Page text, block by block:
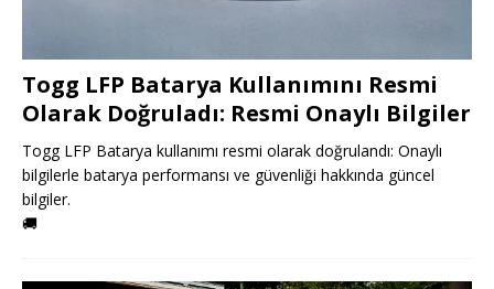
Togg LFP Batarya Kullanımını Resmi
Olarak Doğruladı: Resmi Onaylı Bilgiler
Togg LFP Batarya kullanımı resmi olarak doğrulandı: Onaylı
bilgilerle batarya performansı ve güvenliği hakkında güncel
bilgiler.
🚚